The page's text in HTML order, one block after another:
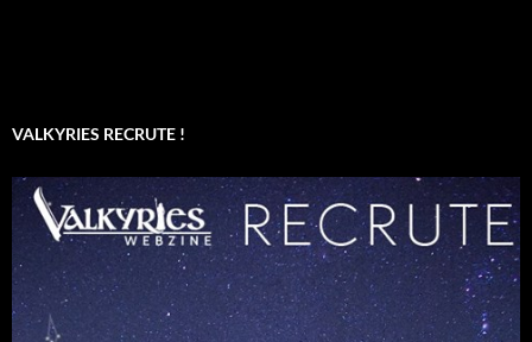
VALKYRIES RECRUTE !